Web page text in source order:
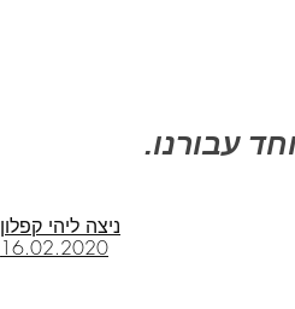
ניצה ליהי קפלון
16.02.2020